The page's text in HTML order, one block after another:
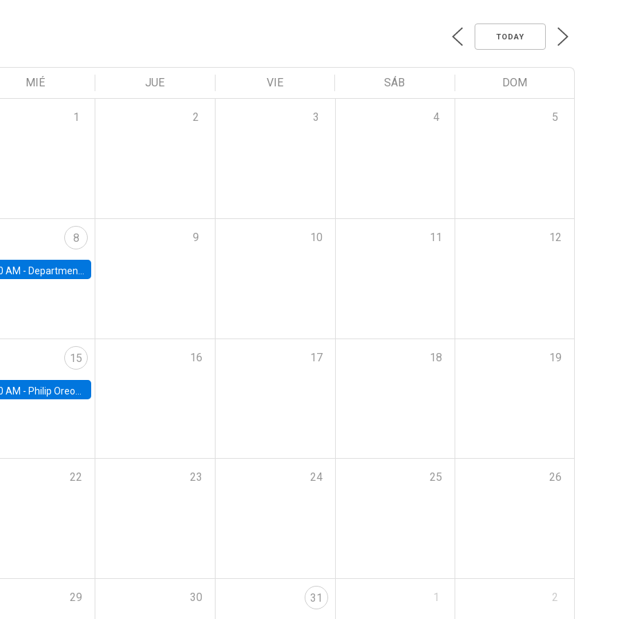
TODAY
MIÉ JUE VIE SÁB DOM
1 2 3 4 5
8
AM - Department Seminar: James Robinson
9 10 11 12
15
AM - Philip Oreopolous, University of Toronto
16 17 18 19
22 23 24 25 26
29 30 31 1 2